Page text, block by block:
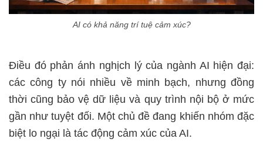
AI có khả năng trí tuệ cảm xúc?
Điều đó phản ánh nghịch lý của ngành AI hiện đại:
các công ty nói nhiều về minh bạch, nhưng đồng
thời cũng bảo vệ dữ liệu và quy trình nội bộ ở mức
gần như tuyệt đối. Một chủ đề đang khiến nhóm đặc
biệt lo ngại là tác động cảm xúc của AI.